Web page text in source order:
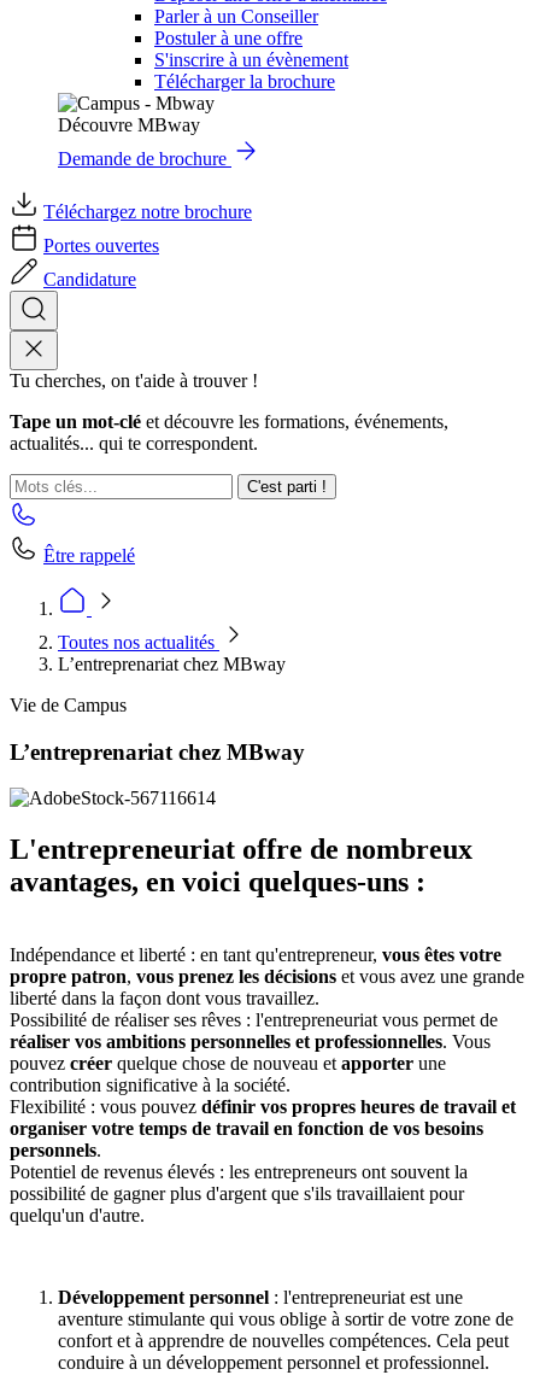
Parler à un Conseiller
Postuler à une offre
S'inscrire à un évènement
Télécharger la brochure
Découvre MBway
Demande de brochure
Téléchargez notre brochure
Portes ouvertes
Candidature
Tu cherches, on t'aide à trouver !
Tape un mot-clé et découvre les formations, événements,
actualités... qui te correspondent.
C'est parti !
Être rappelé
Toutes nos actualités
L’entreprenariat chez MBway
Vie de Campus
L’entreprenariat chez MBway
L'entrepreneuriat offre de nombreux
avantages, en voici quelques-uns :
Indépendance et liberté : en tant qu'entrepreneur, vous êtes votre
propre patron, vous prenez les décisions et vous avez une grande
liberté dans la façon dont vous travaillez.
Possibilité de réaliser ses rêves : l'entrepreneuriat vous permet de
réaliser vos ambitions personnelles et professionnelles. Vous
pouvez créer quelque chose de nouveau et apporter une
contribution significative à la société.
Flexibilité : vous pouvez définir vos propres heures de travail et
organiser votre temps de travail en fonction de vos besoins
personnels.
Potentiel de revenus élevés : les entrepreneurs ont souvent la
possibilité de gagner plus d'argent que s'ils travaillaient pour
quelqu'un d'autre.
Développement personnel : l'entrepreneuriat est une
aventure stimulante qui vous oblige à sortir de votre zone de
confort et à apprendre de nouvelles compétences. Cela peut
conduire à un développement personnel et professionnel.